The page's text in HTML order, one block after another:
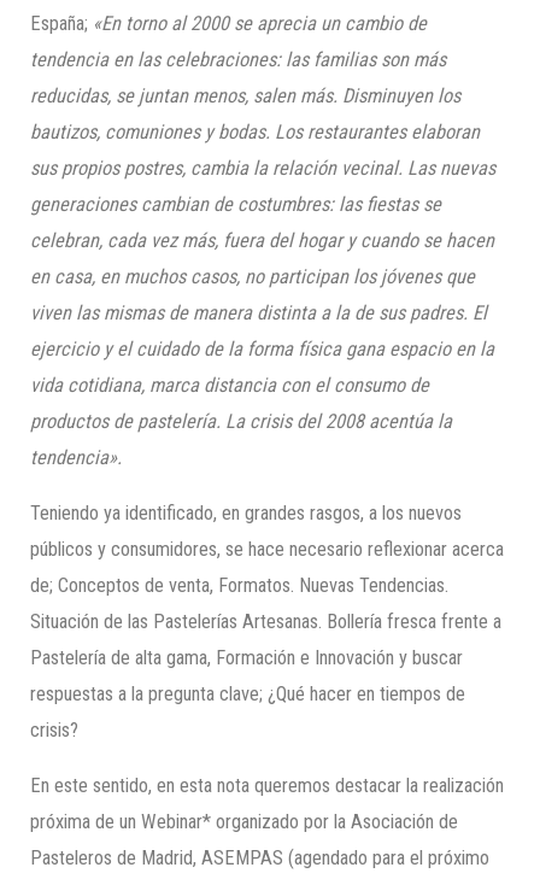
España; «En torno al 2000 se aprecia un cambio de
tendencia en las celebraciones: las familias son más
reducidas, se juntan menos, salen más. Disminuyen los
bautizos, comuniones y bodas. Los restaurantes elaboran
sus propios postres, cambia la relación vecinal. Las nuevas
generaciones cambian de costumbres: las fiestas se
celebran, cada vez más, fuera del hogar y cuando se hacen
en casa, en muchos casos, no participan los jóvenes que
viven las mismas de manera distinta a la de sus padres. El
ejercicio y el cuidado de la forma física gana espacio en la
vida cotidiana, marca distancia con el consumo de
productos de pastelería. La crisis del 2008 acentúa la
tendencia».
Teniendo ya identificado, en grandes rasgos, a los nuevos
públicos y consumidores, se hace necesario reflexionar acerca
de; Conceptos de venta, Formatos. Nuevas Tendencias.
Situación de las Pastelerías Artesanas. Bollería fresca frente a
Pastelería de alta gama, Formación e Innovación y buscar
respuestas a la pregunta clave; ¿Qué hacer en tiempos de
crisis?
En este sentido, en esta nota queremos destacar la realización
próxima de un Webinar* organizado por la Asociación de
Pasteleros de Madrid, ASEMPAS (agendado para el próximo